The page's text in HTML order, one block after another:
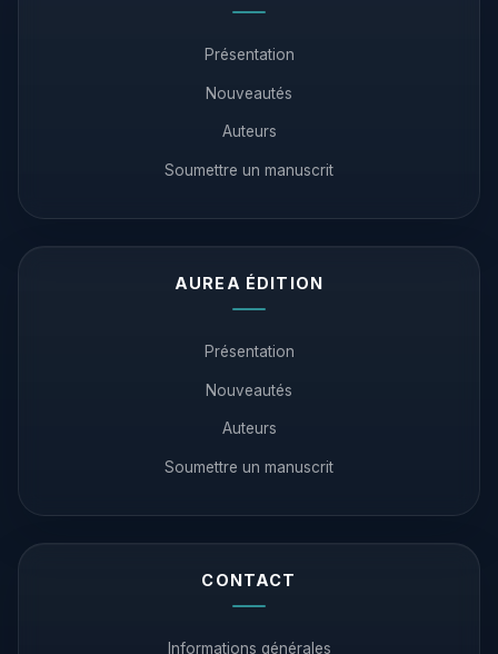
Présentation
Nouveautés
Auteurs
Soumettre un manuscrit
AUREA ÉDITION
Présentation
Nouveautés
Auteurs
Soumettre un manuscrit
CONTACT
Informations générales